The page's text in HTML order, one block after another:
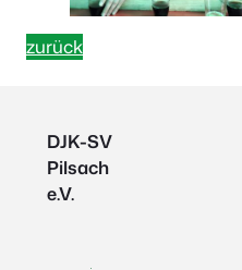
zurück
DJK-SV
Pilsach
e.V.